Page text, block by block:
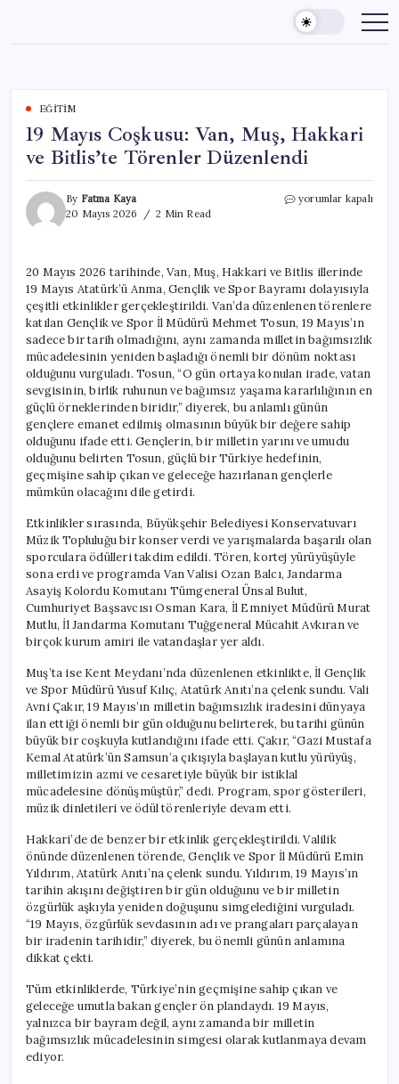
content
EĞITIM
19 Mayıs Coşkusu: Van, Muş, Hakkari
ve Bitlis’te Törenler Düzenlendi
By Fatma Kaya
20 Mayıs 2026
2 Min Read
19
Hakkari
ve
Bitlis’te
Törenler
Düzenlendi
yorumlar kapalı
20 Mayıs 2026 tarihinde, Van, Muş, Hakkari ve Bitlis illerinde
19 Mayıs Atatürk’ü Anma, Gençlik ve Spor Bayramı dolayısıyla
çeşitli etkinlikler gerçekleştirildi. Van’da düzenlenen törenlere
katılan Gençlik ve Spor İl Müdürü Mehmet Tosun, 19 Mayıs’ın
sadece bir tarih olmadığını, aynı zamanda milletin bağımsızlık
mücadelesinin yeniden başladığı önemli bir dönüm noktası
olduğunu vurguladı. Tosun, “O gün ortaya konulan irade, vatan
sevgisinin, birlik ruhunun ve bağımsız yaşama kararlılığının en
güçlü örneklerinden biridir,” diyerek, bu anlamlı günün
gençlere emanet edilmiş olmasının büyük bir değere sahip
olduğunu ifade etti. Gençlerin, bir milletin yarını ve umudu
olduğunu belirten Tosun, güçlü bir Türkiye hedefinin,
geçmişine sahip çıkan ve geleceğe hazırlanan gençlerle
mümkün olacağını dile getirdi.
Etkinlikler sırasında, Büyükşehir Belediyesi Konservatuvarı
Müzik Topluluğu bir konser verdi ve yarışmalarda başarılı olan
sporculara ödülleri takdim edildi. Tören, kortej yürüyüşüyle
sona erdi ve programda Van Valisi Ozan Balcı, Jandarma
Asayiş Kolordu Komutanı Tümgeneral Ünsal Bulut,
Cumhuriyet Başsavcısı Osman Kara, İl Emniyet Müdürü Murat
Mutlu, İl Jandarma Komutanı Tuğgeneral Mücahit Avkıran ve
birçok kurum amiri ile vatandaşlar yer aldı.
Muş’ta ise Kent Meydanı’nda düzenlenen etkinlikte, İl Gençlik
ve Spor Müdürü Yusuf Kılıç, Atatürk Anıtı’na çelenk sundu. Vali
Avni Çakır, 19 Mayıs’ın milletin bağımsızlık iradesini dünyaya
ilan ettiği önemli bir gün olduğunu belirterek, bu tarihi günün
büyük bir coşkuyla kutlandığını ifade etti. Çakır, “Gazi Mustafa
Kemal Atatürk’ün Samsun’a çıkışıyla başlayan kutlu yürüyüş,
milletimizin azmi ve cesaretiyle büyük bir istiklal
mücadelesine dönüşmüştür,” dedi. Program, spor gösterileri,
müzik dinletileri ve ödül törenleriyle devam etti.
Hakkari’de de benzer bir etkinlik gerçekleştirildi. Valilik
önünde düzenlenen törende, Gençlik ve Spor İl Müdürü Emin
Yıldırım, Atatürk Anıtı’na çelenk sundu. Yıldırım, 19 Mayıs’ın
tarihin akışını değiştiren bir gün olduğunu ve bir milletin
özgürlük aşkıyla yeniden doğuşunu simgelediğini vurguladı.
“19 Mayıs, özgürlük sevdasının adı ve prangaları parçalayan
bir iradenin tarihidir,” diyerek, bu önemli günün anlamına
dikkat çekti.
Tüm etkinliklerde, Türkiye’nin geçmişine sahip çıkan ve
geleceğe umutla bakan gençler ön plandaydı. 19 Mayıs,
yalnızca bir bayram değil, aynı zamanda bir milletin
bağımsızlık mücadelesinin simgesi olarak kutlanmaya devam
ediyor.